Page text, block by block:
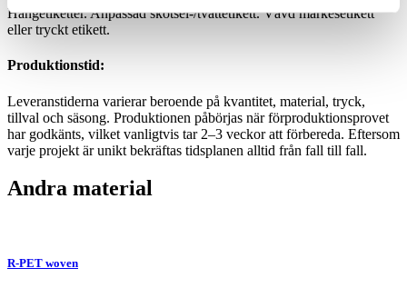
Hängetiketter. Anpassad skötsel-/tvättetikett. Vävd märkesetikett
eller tryckt etikett.
Produktionstid:
Leveranstiderna varierar beroende på kvantitet, material, tryck,
tillval och säsong. Produktionen påbörjas när förproduktionsprovet
har godkänts, vilket vanligtvis tar 2–3 veckor att förbereda. Eftersom
varje projekt är unikt bekräftas tidsplanen alltid från fall till fall.
Andra material
R-PET woven